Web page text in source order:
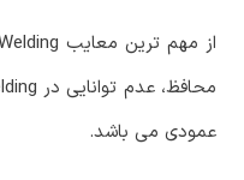
عمودی می باشد.